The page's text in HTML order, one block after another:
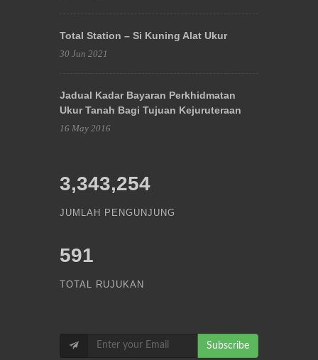
Total Station – Si Kuning Alat Ukur
30 Jun 2021
Jadual Kadar Bayaran Perkhidmatan
Ukur Tanah Bagi Tujuan Kejuruteraan
16 May 2016
3,343,254
JUMLAH PENGUNJUNG
591
TOTAL RUJUKAN
Subscribe